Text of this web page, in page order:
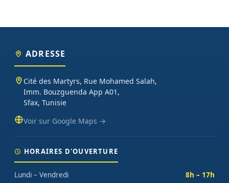
(moteurs, drivers, kits 2WD/4WD), outils de mesure (multimètres,
sur chaque commande.
ADRESSE
Cité des Martyrs, Rue Mohamed Salah,
Imm. Bouzguenda App A01,
Sfax, Tunisie
Voir sur Google Maps →
HORAIRES D'OUVERTURE
Lundi – Vendredi
8h – 17h